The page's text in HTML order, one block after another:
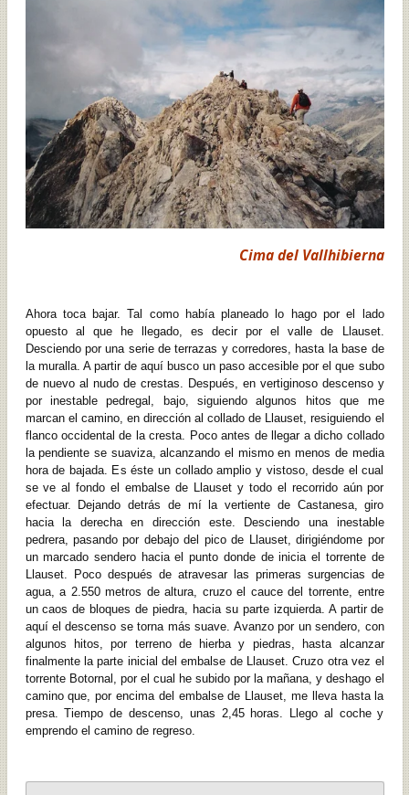
Cima del Vallhibierna
Ahora toca bajar. Tal como había planeado lo hago por el lado
opuesto al que he llegado, es decir por el valle de Llauset.
Desciendo por una serie de terrazas y corredores, hasta la base de
la muralla. A partir de aquí busco un paso accesible por el que subo
de nuevo al nudo de crestas. Después, en vertiginoso descenso y
por inestable pedregal, bajo, siguiendo algunos hitos que me
marcan el camino, en dirección al collado de Llauset, resiguiendo el
flanco occidental de la cresta. Poco antes de llegar a dicho collado
la pendiente se suaviza, alcanzando el mismo en menos de media
hora de bajada. Es éste un collado amplio y vistoso, desde el cual
se ve al fondo el embalse de Llauset y todo el recorrido aún por
efectuar. Dejando detrás de mí la vertiente de Castanesa, giro
hacia la derecha en dirección este. Desciendo una inestable
pedrera, pasando por debajo del pico de Llauset, dirigiéndome por
un marcado sendero hacia el punto donde de inicia el torrente de
Llauset. Poco después de atravesar las primeras surgencias de
agua, a 2.550 metros de altura, cruzo el cauce del torrente, entre
un caos de bloques de piedra, hacia su parte izquierda. A partir de
aquí el descenso se torna más suave. Avanzo por un sendero, con
algunos hitos, por terreno de hierba y piedras, hasta alcanzar
finalmente la parte inicial del embalse de Llauset. Cruzo otra vez el
torrente Botornal, por el cual he subido por la mañana, y deshago el
camino que, por encima del embalse de Llauset, me lleva hasta la
presa. Tiempo de descenso, unas 2,45 horas. Llego al coche y
emprendo el camino de regreso.